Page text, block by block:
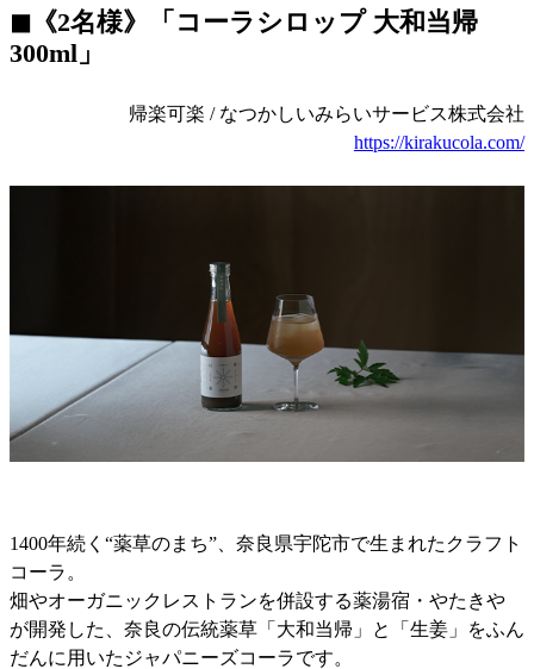
◼︎《2名様》「コーラシロップ 大和当帰
300ml」
帰楽可楽 / なつかしいみらいサービス株式会社
https://kirakucola.com/
1400年続く“薬草のまち”、奈良県宇陀市で生まれたクラフト
コーラ。
畑やオーガニックレストランを併設する薬湯宿・やたきや
が開発した、奈良の伝統薬草「大和当帰」と「生姜」をふん
だんに用いたジャパニーズコーラです。